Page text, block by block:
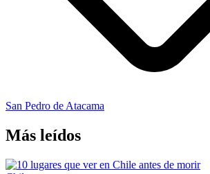
San Pedro de Atacama
Más leídos